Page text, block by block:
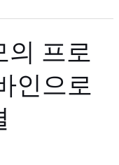
의 프로
인으로